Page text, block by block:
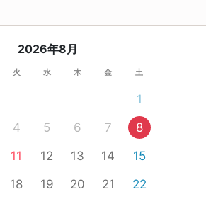
2026年8月
火 水 木 金 土
1
4 5 6 7
8
11 12 13 14
15
18 19 20 21
22